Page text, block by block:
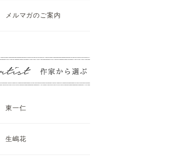
メルマガのご案内
東一仁
生嶋花